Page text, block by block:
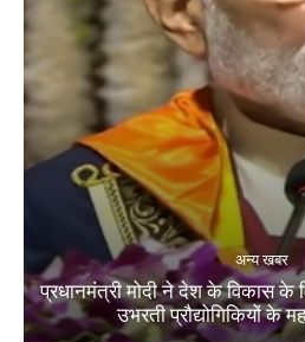
अन्य खबर
प्रधानमंत्री मोदी ने देश के विकास
उभरती प्रौद्योगिकियों के